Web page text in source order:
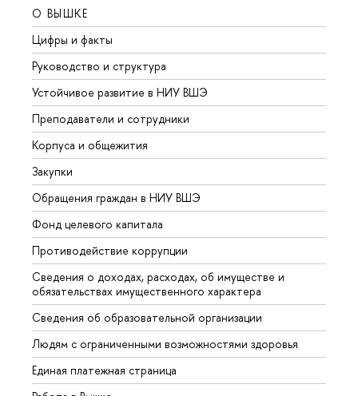
О ВЫШКЕ
Цифры и факты
Руководство и структура
Устойчивое развитие в НИУ ВШЭ
Преподаватели и сотрудники
Корпуса и общежития
Закупки
Обращения граждан в НИУ ВШЭ
Фонд целевого капитала
Противодействие коррупции
Сведения о доходах, расходах, об имуществе и
обязательствах имущественного характера
Сведения об образовательной организации
Людям с ограниченными возможностями здоровья
Единая платежная страница